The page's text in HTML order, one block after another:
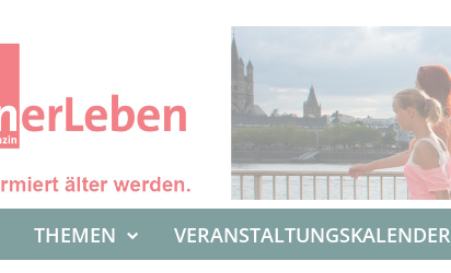
THEMEN VERANSTALTUNGSKALENDER